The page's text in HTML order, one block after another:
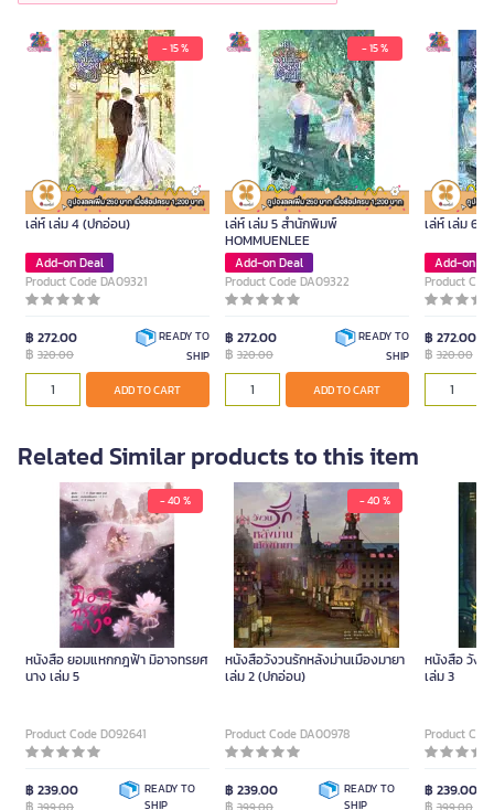
- 15 %
หนังสือ หนีรักร้ายท่านประธานเจ้า
เล่ห์ เล่ม 4 (ปกอ่อน)
Add-on Deal
Product Code DA09321
฿ 272.00
฿ 320.00
READY TO
SHIP
ADD TO CART
- 15 %
หนังสือ หนีรักร้ายท่านประธานเจ้า
เล่ห์ เล่ม 5 สำนักพิมพ์
HOMMUENLEE
Add-on Deal
Product Code DA09322
฿ 272.00
฿ 320.00
READY TO
SHIP
ADD TO CART
หนังสือ หนีรั
เล่ห์ เล่ม 6
Add-on
Product
฿ 272.00
฿320.00
Related Similar products to this item
- 40 %
หนังสือ ยอมแหกกฎฟ้า มิอาจทรยศ
นาง เล่ม 5
Product Code D092641
฿ 239.00
READY TO
SHIP
- 40 %
หนังสือวังวนรักหลังม่านเมืองมายา
เล่ม 2 (ปกอ่อน)
Product Code DA00978
฿ 239.00
READY TO
SHIP
หนังสือ วังว
เล่ม 3
Product
฿ 239.00